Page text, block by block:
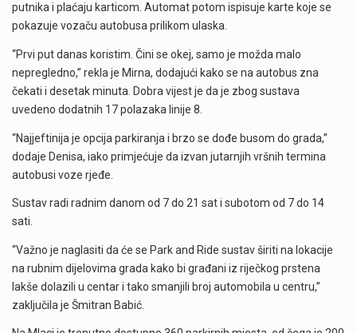
putnika i plaćaju karticom. Automat potom ispisuje karte koje se
pokazuje vozaču autobusa prilikom ulaska.
“Prvi put danas koristim. Čini se okej, samo je možda malo
nepregledno,” rekla je Mirna, dodajući kako se na autobus zna
čekati i desetak minuta. Dobra vijest je da je zbog sustava
uvedeno dodatnih 17 polazaka linije 8.
“Najjeftinija je opcija parkiranja i brzo se dođe busom do grada,”
dodaje Denisa, iako primjećuje da izvan jutarnjih vršnih termina
autobusi voze rjeđe.
Sustav radi radnim danom od 7 do 21 sat i subotom od 7 do 14
sati.
“Važno je naglasiti da će se Park and Ride sustav širiti na lokacije
na rubnim dijelovima grada kako bi građani iz riječkog prstena
lakše dolazili u centar i tako smanjili broj automobila u centru,”
zaključila je Šmitran Babić.